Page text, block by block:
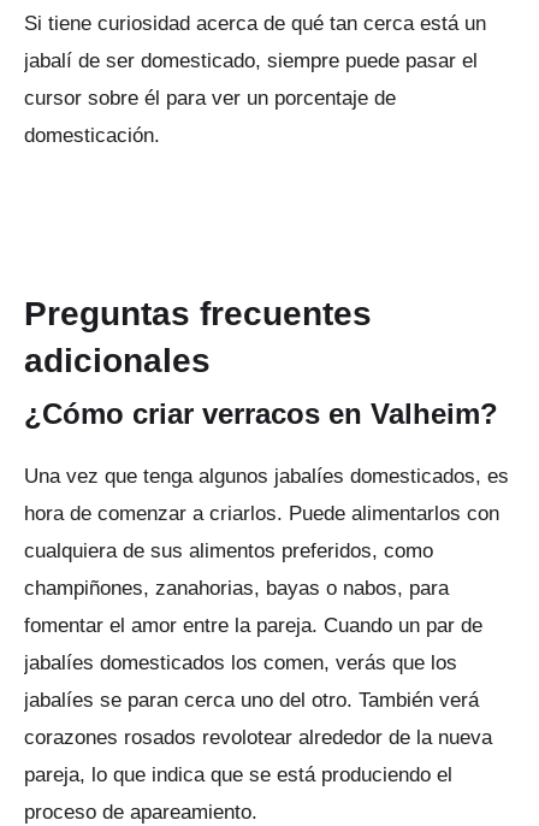
Si tiene curiosidad acerca de qué tan cerca está un
jabalí de ser domesticado, siempre puede pasar el
cursor sobre él para ver un porcentaje de
domesticación.
Preguntas frecuentes
adicionales
¿Cómo criar verracos en Valheim?
Una vez que tenga algunos jabalíes domesticados, es
hora de comenzar a criarlos. Puede alimentarlos con
cualquiera de sus alimentos preferidos, como
champiñones, zanahorias, bayas o nabos, para
fomentar el amor entre la pareja. Cuando un par de
jabalíes domesticados los comen, verás que los
jabalíes se paran cerca uno del otro. También verá
corazones rosados ​​revolotear alrededor de la nueva
pareja, lo que indica que se está produciendo el
proceso de apareamiento.